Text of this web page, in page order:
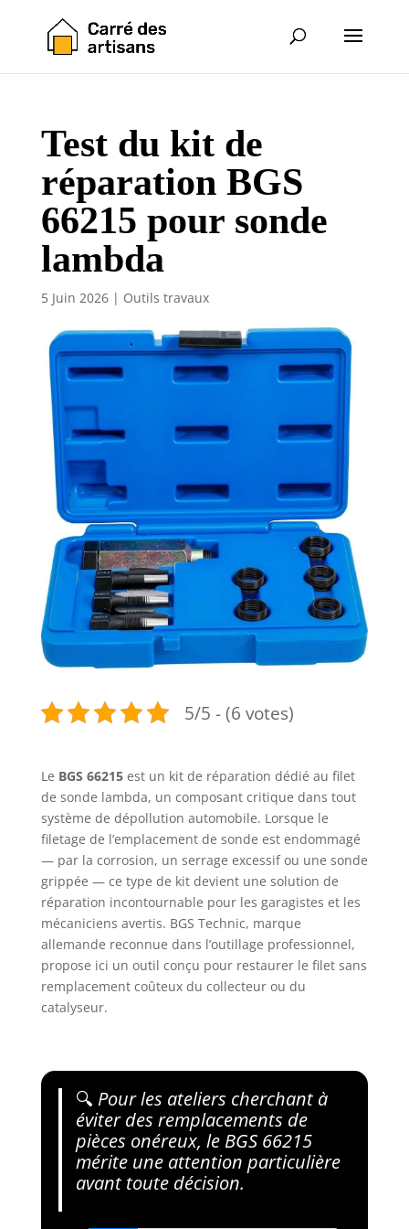
Test du kit de
réparation BGS
66215 pour sonde
lambda
5 Juin 2026| Outils travaux
5/5 - (6 votes)
Le BGS 66215est un kit de réparation dédié au filet
de sonde lambda, un composant critique dans tout
système de dépollution automobile. Lorsque le
filetage de l’emplacement de sonde est endommagé
— par la corrosion, un serrage excessif ou une sonde
grippée — ce type de kit devient une solution de
réparation incontournable pour les garagistes et les
mécaniciens avertis. BGS Technic, marque
allemande reconnue dans l’outillage professionnel,
propose ici un outil conçu pour restaurer le filet sans
remplacement coûteux du collecteur ou du
catalyseur.
🔍 Pour les ateliers cherchant à
éviter des remplacements de
pièces onéreux, le BGS 66215
mérite une attention particulière
avant toute décision.